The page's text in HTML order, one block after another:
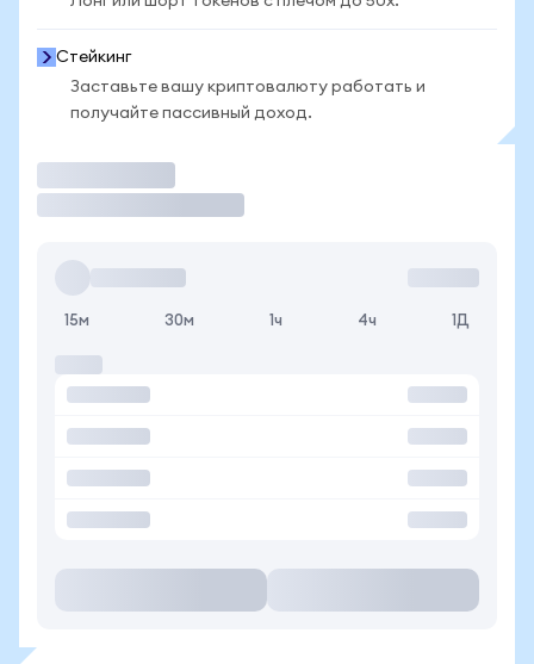
Стейкинг
Заставьте вашу криптовалюту работать и
получайте пассивный доход.
15м 30м 1ч 4ч 1Д